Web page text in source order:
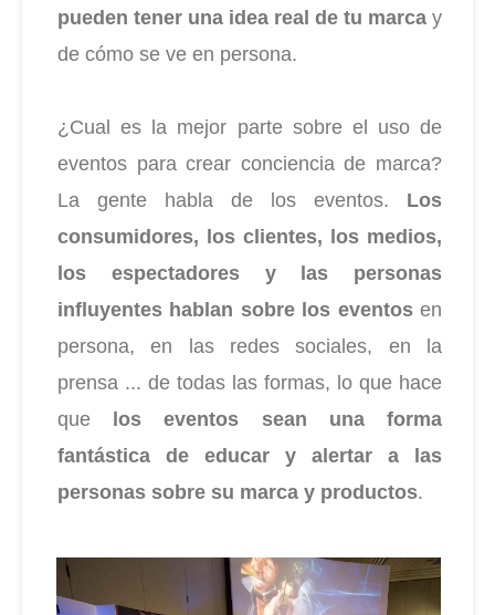
pueden tener una idea real de tu marca y
de cómo se ve en persona.
¿Cual es la mejor parte sobre el uso de
eventos para crear conciencia de marca?
La gente habla de los eventos. Los
consumidores, los clientes, los medios,
los espectadores y las personas
influyentes hablan sobre los eventosen
persona, en las redes sociales, en la
prensa ... de todas las formas, lo que hace
que los eventos sean una forma
fantástica de educar y alertar a las
personas sobre su marca y productos.